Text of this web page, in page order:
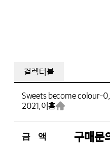
컬렉터블
Sweets become colour-0,
2021, 이흠
금 액 구매문